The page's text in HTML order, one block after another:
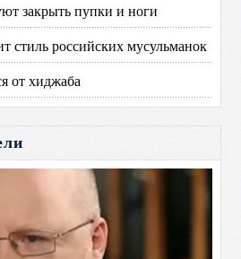
закрыть пупки и ноги
стиль российских мусульманок
от хиджаба